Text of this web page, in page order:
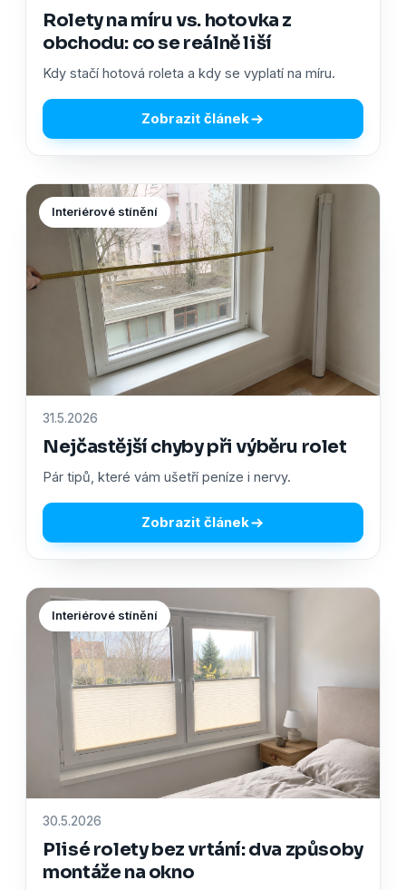
Rolety na míru vs. hotovka z
obchodu: co se reálně liší
Kdy stačí hotová roleta a kdy se vyplatí na míru.
Zobrazit článek
Interiérové stínění
31.5.2026
Nejčastější chyby při výběru rolet
Pár tipů, které vám ušetří peníze i nervy.
Zobrazit článek
Interiérové stínění
30.5.2026
Plisé rolety bez vrtání: dva způsoby
montáže na okno